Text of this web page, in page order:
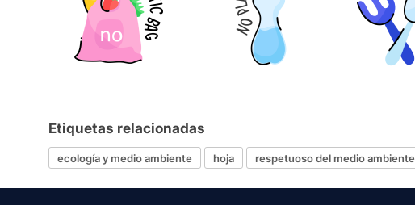
Etiquetas relacionadas
ecología y medio ambiente hoja respetuoso del medio ambiente